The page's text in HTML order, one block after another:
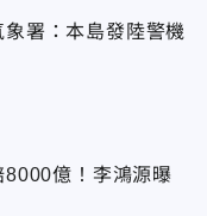
署：本島發陸警機
8000億！李鴻源曝